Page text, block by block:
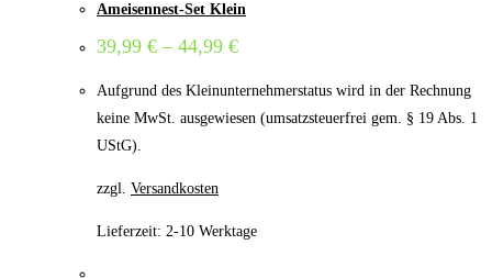
Ameisennest-Set Klein
39,99 € – 44,99 €
Aufgrund des Kleinunternehmerstatus wird in der Rechnung
keine MwSt. ausgewiesen (umsatzsteuerfrei gem. § 19 Abs. 1
UStG).
zzgl. Versandkosten
Lieferzeit: 2-10 Werktage